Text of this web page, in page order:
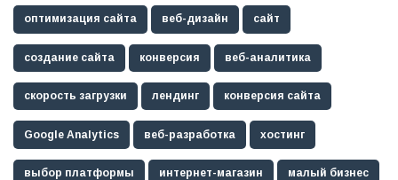
оптимизация сайта веб-дизайн сайт
создание сайта конверсия веб-аналитика
скорость загрузки лендинг конверсия сайта
Google Analytics веб-разработка хостинг
выбор платформы интернет-магазин малый бизнес